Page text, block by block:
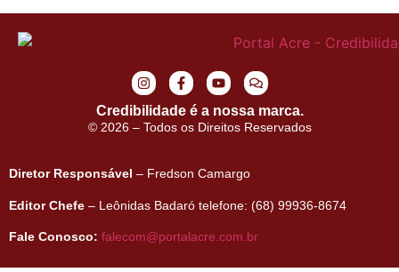
Credibilidade é a nossa marca.
© 2026 – Todos os Direitos Reservados
Diretor Responsável – Fredson Camargo
Editor Chefe – Leônidas Badaró telefone: (68) 99936-8674
Fale Conosco: falecom@portalacre.com.br